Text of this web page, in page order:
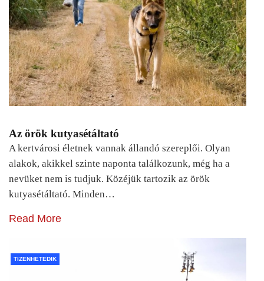
Az örök kutyasétáltató
A kertvárosi életnek vannak állandó szereplői. Olyan
alakok, akikkel szinte naponta találkozunk, még ha a
nevüket nem is tudjuk. Közéjük tartozik az örök
kutyasétáltató. Minden…
Read More
TIZENHETEDIK